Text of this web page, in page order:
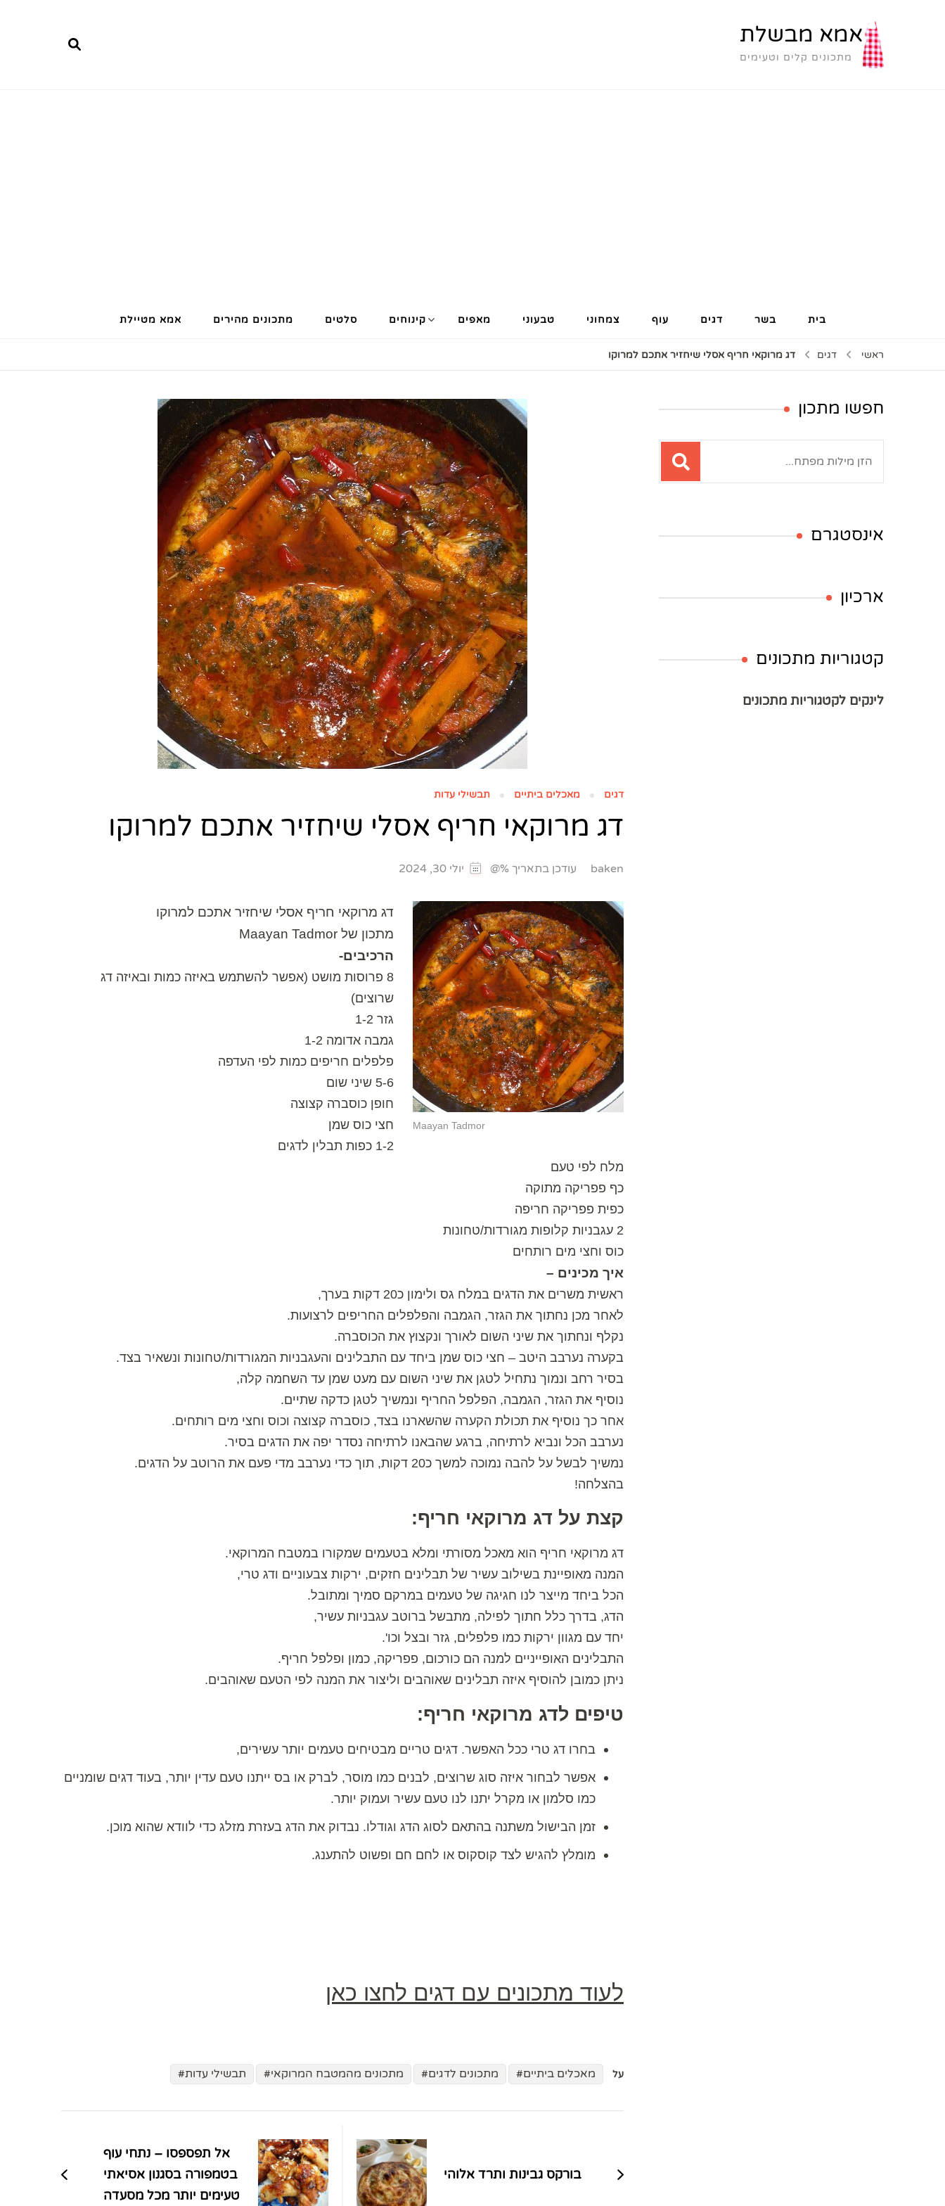
אמא מבשלת
מתכונים קלים וטעימים
בית בשר דגים עוף צמחוני טבעוני מאפים קינוחים סלטים מתכונים מהירים אמא מטיילת
ראשי דגים דג מרוקאי חריף אסלי שיחזיר אתכם למרוקו
דגים מאכלים ביתיים תבשילי עדות
דג מרוקאי חריף אסלי שיחזיר אתכם למרוקו
baken עודכן בתאריך %@ יולי 30, 2024
Maayan Tadmor
דג מרוקאי חריף אסלי שיחזיר אתכם למרוקו
מתכון של Maayan Tadmor
הרכיבים-
8 פרוסות מושט (אפשר להשתמש באיזה כמות ובאיזה דג
שרוצים)
גזר 1-2
גמבה אדומה 1-2
פלפלים חריפים כמות לפי העדפה
5-6 שיני שום
חופן כוסברה קצוצה
חצי כוס שמן
1-2 כפות תבלין לדגים
מלח לפי טעם
כף פפריקה מתוקה
כפית פפריקה חריפה
2 עגבניות קלופות מגורדות/טחונות
כוס וחצי מים רותחים
איך מכינים –
ראשית משרים את הדגים במלח גס ולימון כ20 דקות בערך,
לאחר מכן נחתוך את הגזר, הגמבה והפלפלים החריפים לרצועות.
נקלף ונחתוך את שיני השום לאורך ונקצוץ את הכוסברה.
בקערה נערבב היטב – חצי כוס שמן ביחד עם התבלינים והעגבניות המגורדות/טחונות ונשאיר בצד.
בסיר רחב ונמוך נתחיל לטגן את שיני השום עם מעט שמן עד השחמה קלה,
נוסיף את הגזר, הגמבה, הפלפל החריף ונמשיך לטגן כדקה שתיים.
אחר כך נוסיף את תכולת הקערה שהשארנו בצד, כוסברה קצוצה וכוס וחצי מים רותחים.
נערבב הכל ונביא לרתיחה, ברגע שהבאנו לרתיחה נסדר יפה את הדגים בסיר.
נמשיך לבשל על להבה נמוכה למשך כ20 דקות, תוך כדי נערבב מדי פעם את הרוטב על הדגים.
בהצלחה!
קצת על דג מרוקאי חריף:
דג מרוקאי חריף הוא מאכל מסורתי ומלא בטעמים שמקורו במטבח המרוקאי.
המנה מאופיינת בשילוב עשיר של תבלינים חזקים, ירקות צבעוניים ודג טרי,
הכל ביחד מייצר לנו חגיגה של טעמים במרקם סמיך ומתובל.
הדג, בדרך כלל חתוך לפילה, מתבשל ברוטב עגבניות עשיר,
יחד עם מגוון ירקות כמו פלפלים, גזר ובצל וכו'.
התבלינים האופייניים למנה הם כורכום, פפריקה, כמון ופלפל חריף.
ניתן כמובן להוסיף איזה תבלינים שאוהבים וליצור את המנה לפי הטעם שאוהבים.
טיפים לדג מרוקאי חריף:
בחרו דג טרי ככל האפשר. דגים טריים מבטיחים טעמים יותר עשירים,
אפשר לבחור איזה סוג שרוצים, לבנים כמו מוסר, לברק או בס ייתנו טעם עדין יותר, בעוד דגים שומניים
כמו סלמון או מקרל יתנו לנו טעם עשיר ועמוק יותר.
זמן הבישול משתנה בהתאם לסוג הדג וגודלו. נבדוק את הדג בעזרת מזלג כדי לוודא שהוא מוכן.
מומלץ להגיש לצד קוסקוס או לחם חם ופשוט להתענג.
לעוד מתכונים עם דגים לחצו כאן
על מאכלים ביתיים מתכונים לדגים מתכונים מהמטבח המרוקאי תבשילי עדות
אל תפספסו – נתחי עוף
בטמפורה בסגנון אסיאתי
טעימים יותר מכל מסעדה
בורקס גבינות ותרד אלוהי
חפשו מתכון
אינסטגרם
ארכיון
קטגוריות מתכונים
לינקים לקטגוריות מתכונים